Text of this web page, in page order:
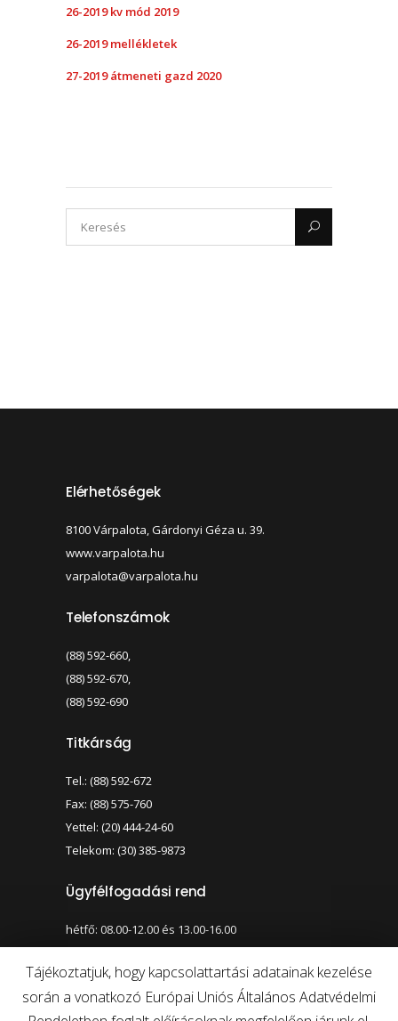
26-2019 kv mód 2019
26-2019 mellékletek
27-2019 átmeneti gazd 2020
Elérhetőségek
8100 Várpalota, Gárdonyi Géza u. 39.
www.varpalota.hu
varpalota@varpalota.hu
Telefonszámok
(88) 592-660,
(88) 592-670,
(88) 592-690
Titkárság
Tel.: (88) 592-672
Fax: (88) 575-760
Yettel: (20) 444-24-60
Telekom: (30) 385-9873
Ügyfélfogadási rend
hétfő: 08.00-12.00 és 13.00-16.00
szerda: 08.00-12.00 és 13.00-17.00
Nagy kontraszt váltása
Betűméret váltása
Tájékoztatjuk, hogy kapcsolattartási adatainak kezelése
során a vonatkozó Európai Uniós Általános Adatvédelmi